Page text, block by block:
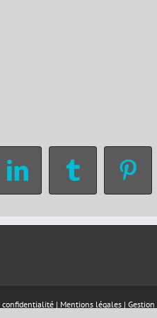
LinkedInTumblr
confidentialité | Mentions légales | Gestion